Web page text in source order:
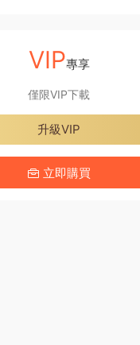
VIP專享
僅限VIP下載
升級VIP
立即購買